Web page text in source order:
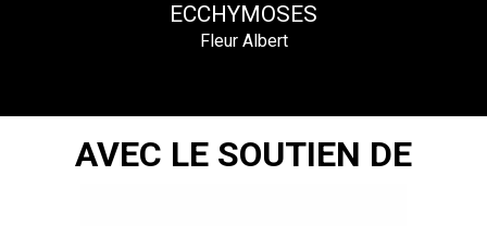
ECCHYMOSES
Fleur Albert
AVEC LE SOUTIEN DE